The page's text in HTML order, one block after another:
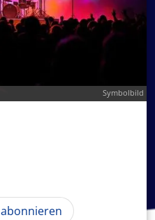
Symbolbild
abonnieren